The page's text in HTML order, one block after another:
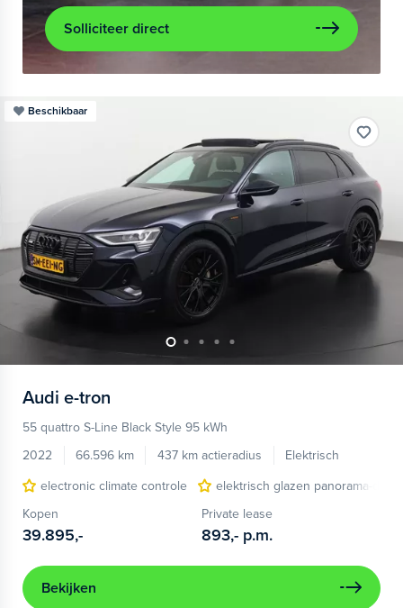
Solliciteer direct
Beschikbaar
Audi e-tron
55 quattro S-Line Black Style 95 kWh
2022
66.596 km 437 km actieradius
Elektrisch
electronic climate controle
elektrisch glazen panorama-dak
Kopen
39.895,-
Private lease
893,- p.m.
Bekijken